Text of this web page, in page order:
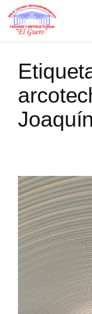
Saltar
Joaquín